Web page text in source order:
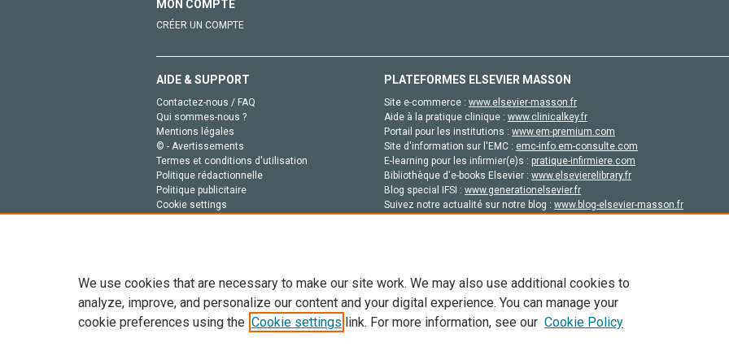
MON COMPTE
CRÉER UN COMPTE
AIDE & SUPPORT
Contactez-nous / FAQ
Qui sommes-nous ?
Mentions légales
© - Avertissements
Termes et conditions d'utilisation
Politique rédactionnelle
Politique publicitaire
Cookie settings
PLATEFORMES ELSEVIER MASSON
Site e-commerce : www.elsevier-masson.fr
Aide à la pratique clinique : www.clinicalkey.fr
Portail pour les institutions : www.em-premium.com
Site d'information sur l'EMC : emc-info.em-consulte.com
E-learning pour les infirmier(e)s : pratique-infirmiere.com
Bibliothèque d'e-books Elsevier : www.elsevierelibrary.fr
Blog special IFSI : www.generationelsevier.fr
Suivez notre actualité sur notre blog : www.blog-elsevier-masson.fr
Tout le contenu de ce site: Copyright © 2026 Elsevier, ses concédants de licence et ses contributeurs. Tout les droits sont réservés,
de données, a la formation en IA et aux technologies similaires. Pour tout contenu en libre accès, les conditions de licence
We use cookies that are necessary to make our site work. We may also use additional cookies to
analyze, improve, and personalize our content and your digital experience. You can manage your
cookie preferences using the Cookie settings link. For more information, see our Cookie Policy